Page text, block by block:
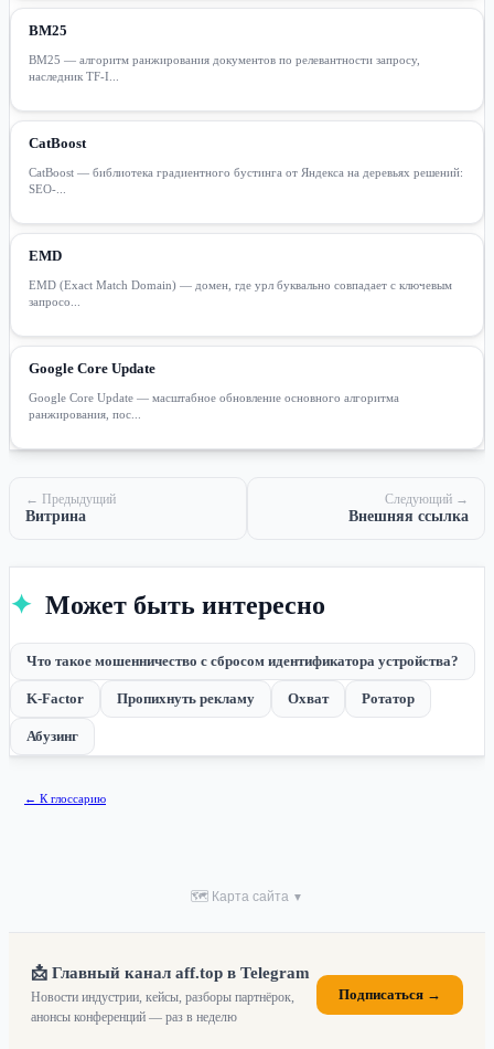
BM25
BM25 — алгоритм ранжирования документов по релевантности запросу,
наследник TF-I...
CatBoost
CatBoost — библиотека градиентного бустинга от Яндекса на деревьях решений:
SEO-...
EMD
EMD (Exact Match Domain) — домен, где урл буквально совпадает с ключевым
запросо...
Google Core Update
Google Core Update — масштабное обновление основного алгоритма
ранжирования, пос...
← Предыдущий
Витрина
Следующий →
Внешняя ссылка
✦ Может быть интересно
Что такое мошенничество с сбросом идентификатора устройства?
K-Factor Пропихнуть рекламу Охват Ротатор
Абузинг
← К глоссарию
🗺 Карта сайта ▼
📩 Главный канал aff.top в Telegram
Новости индустрии, кейсы, разборы партнёрок,
анонсы конференций — раз в неделю
Подписаться →